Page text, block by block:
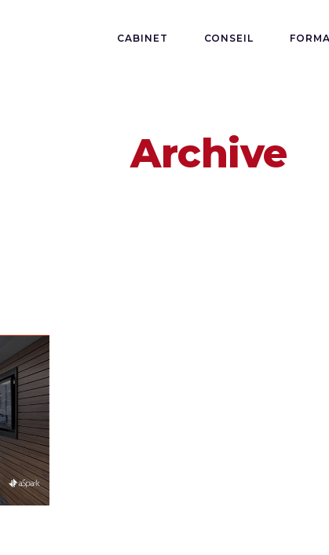
CABINET CONSEIL
Archive